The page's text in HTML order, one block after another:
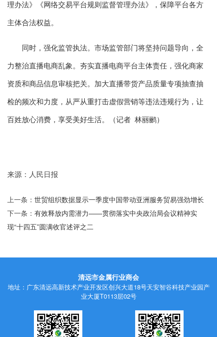
理办法》《网络交易平台规则监督管理办法》，保障平台各方
主体合法权益。
同时，强化监管执法。市场监管部门将坚持问题导向，全
力整治直播电商乱象。夯实直播电商平台主体责任，强化商家
资质和商品信息审核把关。加大直播带货产品质量专项抽查抽
检的频次和力度，从严从重打击虚假营销等违法违规行为，让
百姓放心消费，享受美好生活。（记者 林丽鹂）
来源：人民日报
上一条： 世贸组织数据显示一季度中国带动亚洲服务贸易强劲增长
下一条： 有效释放内需潜力——贯彻落实中央政治局会议精神实
现“十四五”圆满收官述评之二
清远市金属行业商会
地址：广东清远高新技术产业开发区创兴大道18号天安智谷科技产业园产
业大厦T0113层02号